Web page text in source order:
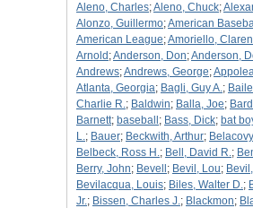
Aleno, Charles;Aleno, Chuck;
Alonzo, Guillermo;American
American League;Amoriello,
Arnold ;Anderson, Don;Anderson,
Andrews;Andrews, George;
Atlanta, Georgia; Bagli, Guy A.;
Charlie R.; Baldwin; Balla, Joe;
Barnett; baseball ; Bass, Dick; bat
L.; Bauer; Beckwith, Arthur;
Belbeck, Ross H.; Bell, David R.;
Berry, John; Bevell ; Bevil, Lou;
Bevilacqua, Louis; Biles, Walter D.;
Jr.; Bissen, Charles J.; Blackmon;